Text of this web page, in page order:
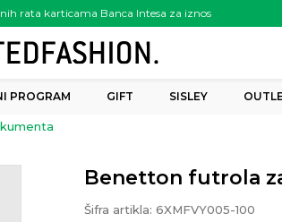
rata karticama Banca Intesa za iznos
preko 6.000.00 rsd
PROGRAM GIFT SISLEY
Benetton futrola
Šifra artikla: 6XMFVY005-100